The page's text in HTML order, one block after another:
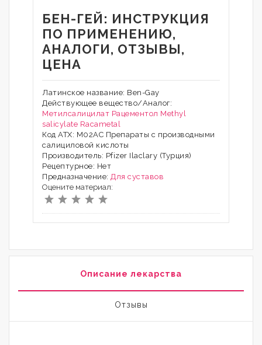
БЕН-ГЕЙ: ИНСТРУКЦИЯ
ПО ПРИМЕНЕНИЮ,
АНАЛОГИ, ОТЗЫВЫ,
ЦЕНА
Латинское название: Ben-Gay
Действующее вещество/Аналог:
Метилсалицилат Рацементол Methyl
salicylate Racametal
Код АТХ: M02AC Препараты с производными
салициловой кислоты
Производитель: Pfizer Ilaclary (Турция)
Рецептурное: Нет
Предназначение: Для суставов
Оцените материал:
Описание лекарства
Отзывы